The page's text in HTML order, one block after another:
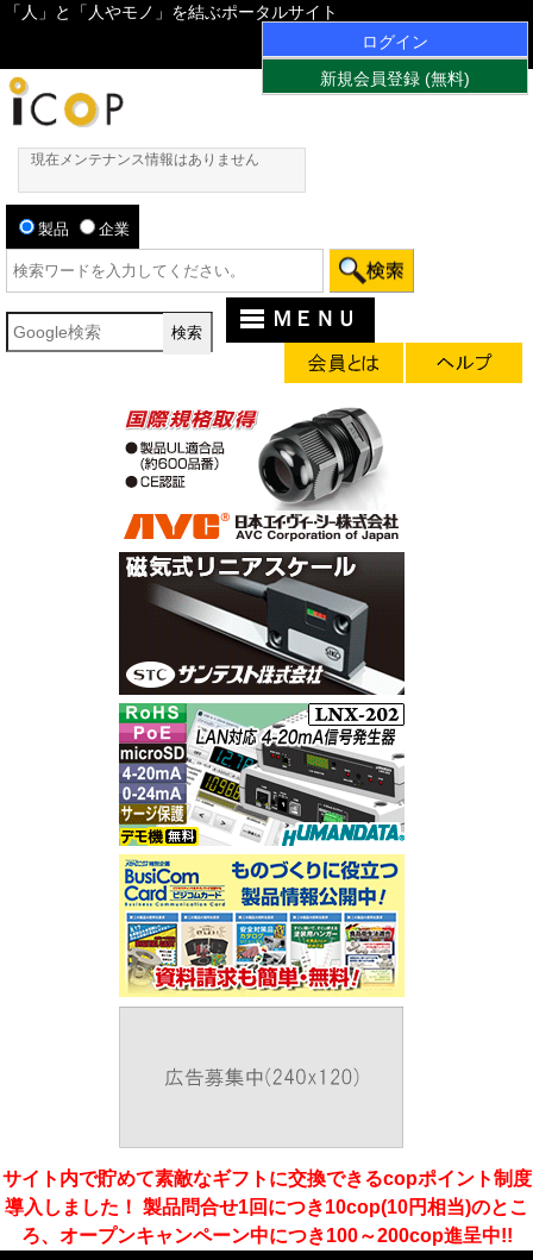
「人」と「人やモノ」を結ぶポータルサイト
ログイン
新規会員登録 (無料)
現在メンテナンス情報はありません
製品 企業
ＭＥＮＵ
サイト内で貯めて素敵なギフトに交換できるcopポイント制度
導入しました！ 製品問合せ1回につき10cop(10円相当)のとこ
ろ、オープンキャンペーン中につき100～200cop進呈中!!